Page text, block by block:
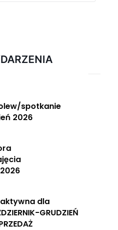
spotkanie
2026
dla
GRUDZIEŃ